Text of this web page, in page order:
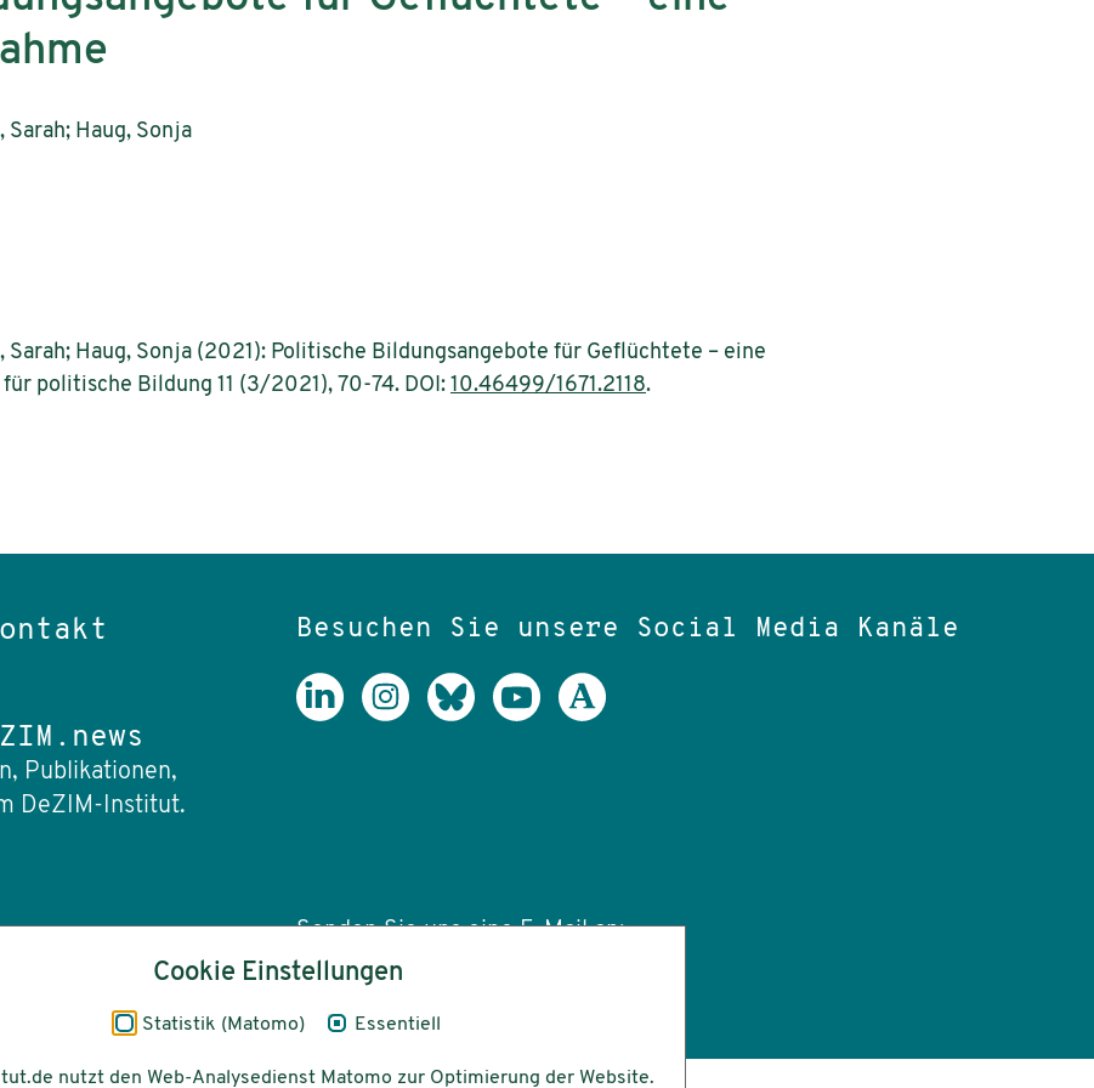
Sarah; Haug, Sonja
Sarah; Haug, Sonja (2021): Politische Bildungsangebote für Geflüchtete – eine
politische Bildung 11 (3/2021), 70-74. DOI: 10.46499/1671.2118.
Publikationen,
DeZIM-Institut.
Besuchen Sie unsere Social Media Kanäle
Senden Sie uns eine E-Mail an:
info(at)dezim-institut.de
Cookie Einstellungen
Statistik (Matomo) Essentiell
nutzt den Web-Analysedienst Matomo zur Optimierung der Website.